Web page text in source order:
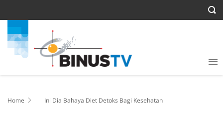
Home Ini Dia Bahaya Diet Detoks Bagi Kesehatan